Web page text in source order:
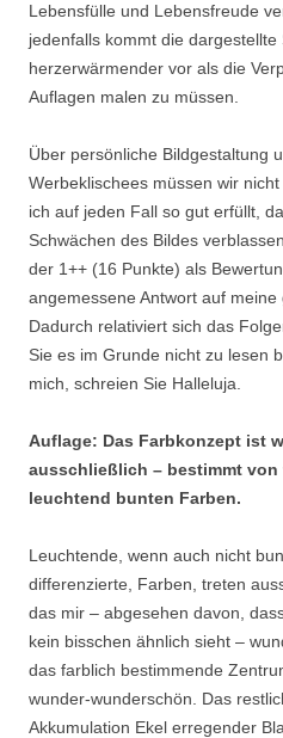
Lebensfülle und Lebensfreude
jedenfalls kommt die dargestellte
herzerwärmender vor als die
Auflagen malen zu müssen.
Über persönliche Bildgestaltung
Werbeklischees müssen wir
ich auf jeden Fall so gut erfüllt,
Schwächen des Bildes
der 1++ (16 Punkte) als
angemessene Antwort auf meine
Dadurch relativiert sich das
Sie es im Grunde nicht zu lesen
mich, schreien Sie Halleluja.
Auflage: Das Farbkonzept ist
ausschließlich – bestimmt
leuchtend bunten Farben.
Leuchtende, wenn auch nicht
differenzierte, Farben, treten
das mir – abgesehen davon,
kein bisschen ähnlich sieht –
das farblich bestimmende
wunder-wunderschön. Das
Akkumulation Ekel erregender